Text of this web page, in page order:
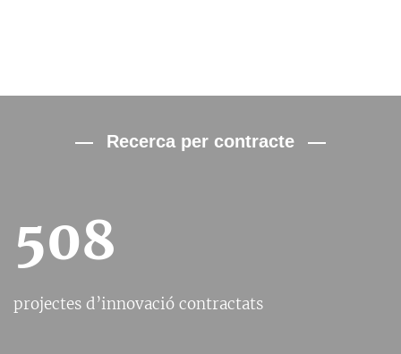
Recerca per contracte
508
projectes d’innovació contractats